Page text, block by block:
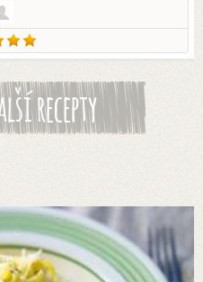
recepty